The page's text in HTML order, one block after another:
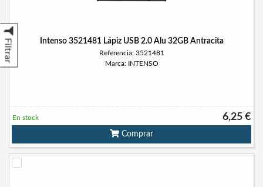
Filtrar Intenso 3521481 Lápiz USB 2.0 Alu 32GB Antracita
Referencia: 3521481
Marca: INTENSO
6,25 €
En stock
Comprar